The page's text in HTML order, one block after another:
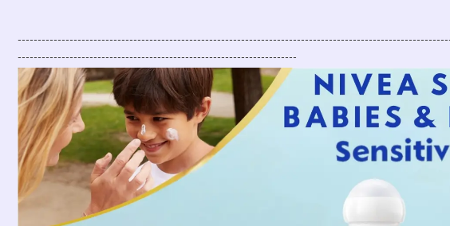
----------------------------------------------------------------------